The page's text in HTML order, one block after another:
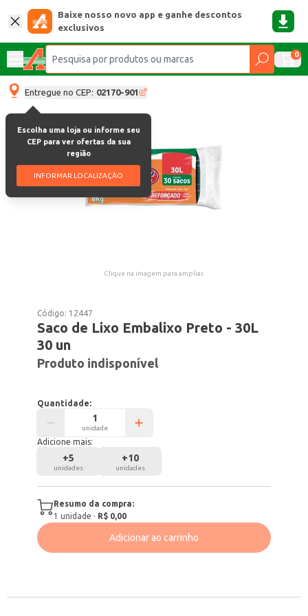
Baixe nosso novo app e ganhe descontos
exclusivos
0
Entregue no CEP: 02170-901
Escolha uma loja ou informe seu
CEP para ver ofertas da sua
região
INFORMAR LOCALIZAÇÃO
Clique na imagem para ampliar.
Código: 12447
Saco de Lixo Embalixo Preto - 30L
30 un
Produto indisponível
Quantidade:
unidade
Adicione mais:
+5
unidades
+10
unidades
Resumo da compra:
1 unidade · R$ 0,00
Adicionar ao carrinho